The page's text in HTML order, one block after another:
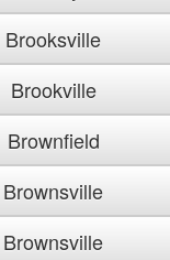
Brooksville
Brookville
Brownfield
Brownsville
Brownsville